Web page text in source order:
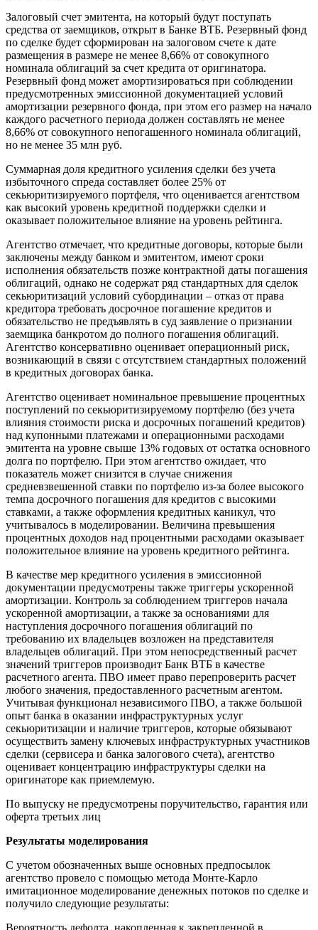
Залоговый счет эмитента, на который будут поступать
средства от заемщиков, открыт в Банке ВТБ. Резервный фонд
по сделке будет сформирован на залоговом счете к дате
размещения в размере не менее 8,66% от совокупного
номинала облигаций за счет кредита от оригинатора.
Резервный фонд может амортизироваться при соблюдении
предусмотренных эмиссионной документацией условий
амортизации резервного фонда, при этом его размер на начало
каждого расчетного периода должен составлять не менее
8,66% от совокупного непогашенного номинала облигаций,
но не менее 35 млн руб.
Суммарная доля кредитного усиления сделки без учета
избыточного спреда составляет более 25% от
секьюритизируемого портфеля, что оценивается агентством
как высокий уровень кредитной поддержки сделки и
оказывает положительное влияние на уровень рейтинга.
Агентство отмечает, что кредитные договоры, которые были
заключены между банком и эмитентом, имеют сроки
исполнения обязательств позже контрактной даты погашения
облигаций, однако не содержат ряд стандартных для сделок
секьюритизаций условий субординации – отказ от права
кредитора требовать досрочное погашение кредитов и
обязательство не предъявлять в суд заявление о признании
заемщика банкротом до полного погашения облигаций.
Агентство консервативно оценивает операционный риск,
возникающий в связи с отсутствием стандартных положений
в кредитных договорах банка.
Агентство оценивает номинальное превышение процентных
поступлений по секьюритизируемому портфелю (без учета
влияния стоимости риска и досрочных погашений кредитов)
над купонными платежами и операционными расходами
эмитента на уровне свыше 13% годовых от остатка основного
долга по портфелю. При этом агентство ожидает, что
показатель может снизится в случае снижения
средневзвешенной ставки по портфелю из-за более высокого
темпа досрочного погашения для кредитов с высокими
ставками, а также оформления кредитных каникул, что
учитывалось в моделировании. Величина превышения
процентных доходов над процентными расходами оказывает
положительное влияние на уровень кредитного рейтинга.
В качестве мер кредитного усиления в эмиссионной
документации предусмотрены также триггеры ускоренной
амортизации. Контроль за соблюдением триггеров начала
ускоренной амортизации, а также за основаниями для
наступления досрочного погашения облигаций по
требованию их владельцев возложен на представителя
владельцев облигаций. При этом непосредственный расчет
значений триггеров производит Банк ВТБ в качестве
расчетного агента. ПВО имеет право перепроверить расчет
любого значения, предоставленного расчетным агентом.
Учитывая функционал независимого ПВО, а также большой
опыт банка в оказании инфраструктурных услуг
секьюритизации и наличие триггеров, которые обязывают
осуществить замену ключевых инфраструктурных участников
сделки (сервисера и банка залогового счета), агентство
оценивает концентрацию инфраструктуры сделки на
оригинаторе как приемлемую.
По выпуску не предусмотрены поручительство, гарантия или
оферта третьих лиц
Результаты моделирования
С учетом обозначенных выше основных предпосылок
агентство провело с помощью метода Монте-Карло
имитационное моделирование денежных потоков по сделке и
получило следующие результаты: